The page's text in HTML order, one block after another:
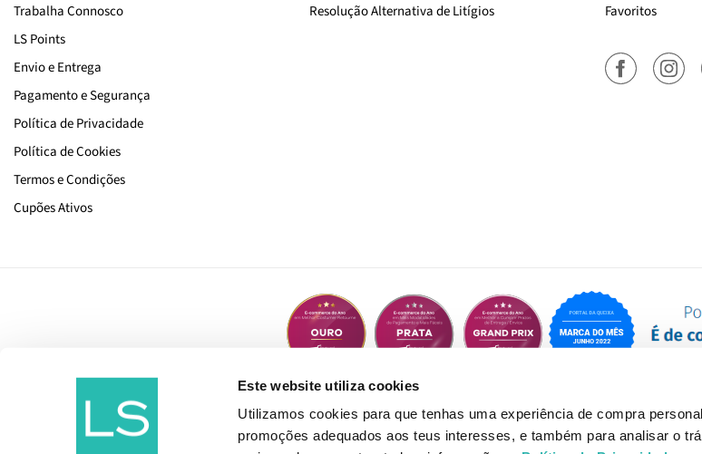
Este website utiliza cookies
Utilizamos cookies para que tenhas uma experiência de compra
promoções adequados aos teus interesses, e também para analisar o
Trabalha Connosco
LS Points
Envio e Entrega
Pagamento e Segurança
Política de Privacidade
Política de Cookies
Termos e Condições
Cupões Ativos
Resolução Alternativa de Litígios
Favoritos